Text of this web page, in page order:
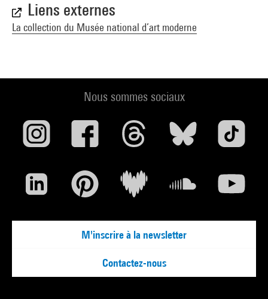
Liens externes
La collection du Musée national d’art moderne
Nous sommes sociaux
M'inscrire à la newsletter
Contactez-nous